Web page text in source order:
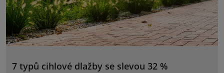
7 typů cihlové dlažby se slevou 32 %